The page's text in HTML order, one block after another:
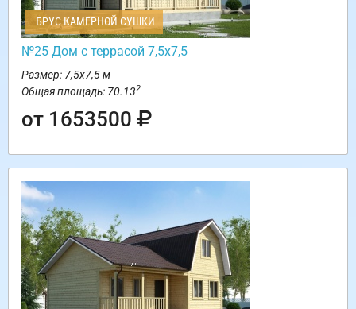
БРУС КАМЕРНОЙ СУШКИ
№25 Дом с террасой 7,5х7,5
Размер: 7,5х7,5 м
Общая площадь: 70.132
от 1653500